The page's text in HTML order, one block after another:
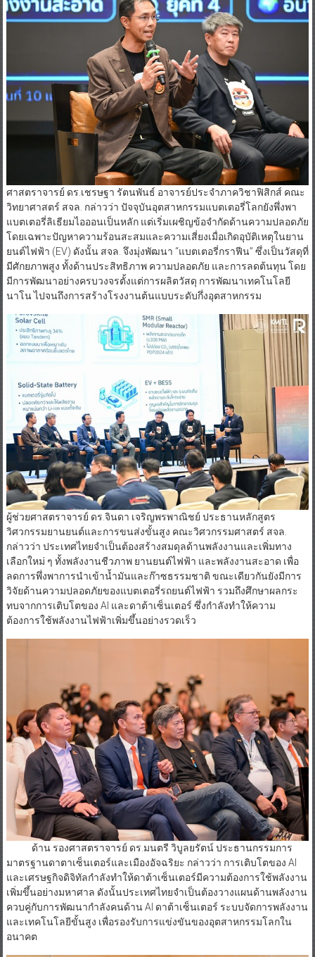
ศาสตราจารย์ ดร.เชรษฐา รัตนพันธ์ อาจารย์ประจำภาควิชาฟิสิกส์ คณะ
วิทยาศาสตร์ สจล. กล่าวว่า ปัจจุบันอุตสาหกรรมแบตเตอรี่โลกยังพึ่งพา
แบตเตอรี่ลิเธียมไอออนเป็นหลัก แต่เริ่มเผชิญข้อจำกัดด้านความปลอดภัย
โดยเฉพาะปัญหาความร้อนสะสมและความเสี่ยงเมื่อเกิดอุบัติเหตุในยาน
ยนต์ไฟฟ้า (EV) ดังนั้น สจล. จึงมุ่งพัฒนา “แบตเตอรี่กราฟีน” ซึ่งเป็นวัสดุที่
มีศักยภาพสูง ทั้งด้านประสิทธิภาพ ความปลอดภัย และการลดต้นทุน โดย
มีการพัฒนาอย่างครบวงจรตั้งแต่การผลิตวัสดุ การพัฒนาเทคโนโลยี
นาโน ไปจนถึงการสร้างโรงงานต้นแบบระดับกึ่งอุตสาหกรรม
ผู้ช่วยศาสตราจารย์ ดร.จินดา เจริญพรพาณิชย์ ประธานหลักสูตร
วิศวกรรมยานยนต์และการขนส่งขั้นสูง คณะวิศวกรรมศาสตร์ สจล.
กล่าวว่า ประเทศไทยจำเป็นต้องสร้างสมดุลด้านพลังงานและเพิ่มทาง
เลือกใหม่ ๆ ทั้งพลังงานชีวภาพ ยานยนต์ไฟฟ้า และพลังงานสะอาด เพื่อ
ลดการพึ่งพาการนำเข้าน้ำมันและก๊าซธรรมชาติ ขณะเดียวกันยังมีการ
วิจัยด้านความปลอดภัยของแบตเตอรี่รถยนต์ไฟฟ้า รวมถึงศึกษาผลกระ
ทบจากการเติบโตของ AI และดาต้าเซ็นเตอร์ ซึ่งกำลังทำให้ความ
ต้องการใช้พลังงานไฟฟ้าเพิ่มขึ้นอย่างรวดเร็ว
ด้าน รองศาสตราจารย์ ดร.มนตรี วิบูลยรัตน์ ประธานกรรมการ
มาตรฐานดาตาเซ็นเตอร์และเมืองอัจฉริยะ กล่าวว่า การเติบโตของ AI
และเศรษฐกิจดิจิทัลกำลังทำให้ดาต้าเซ็นเตอร์มีความต้องการใช้พลังงาน
เพิ่มขึ้นอย่างมหาศาล ดังนั้นประเทศไทยจำเป็นต้องวางแผนด้านพลังงาน
ควบคู่กับการพัฒนากำลังคนด้าน AI ดาต้าเซ็นเตอร์ ระบบจัดการพลังงาน
และเทคโนโลยีขั้นสูง เพื่อรองรับการแข่งขันของอุตสาหกรรมโลกใน
อนาคต